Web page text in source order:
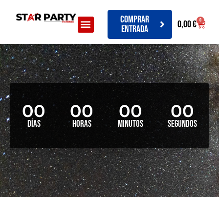
Comprar
entrada
0,00€ 0
00
Días
00
Horas
00
Minutos
00
Segundos